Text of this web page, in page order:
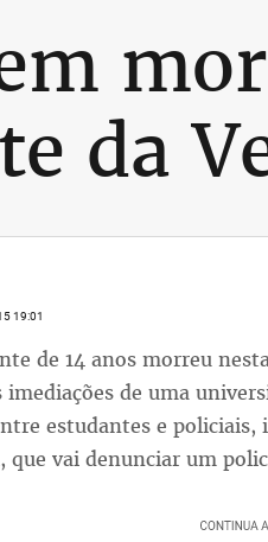
da
19:01
de 14 anos morreu
imediações de uma
estudantes e
que vai denunciar um